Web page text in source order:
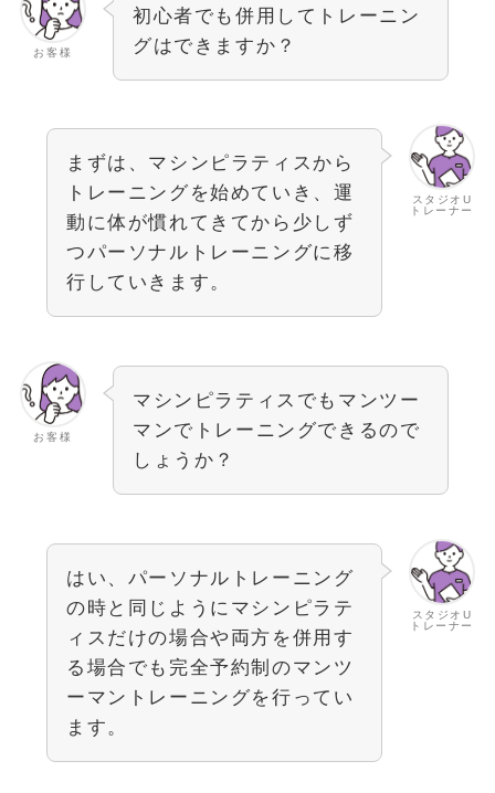
お客様
初心者でも併用してトレーニン
グはできますか？
スタジオU
トレーナー
まずは、マシンピラティスから
トレーニングを始めていき、運
動に体が慣れてきてから少しず
つパーソナルトレーニングに移
行していきます。
お客様
マシンピラティスでもマンツー
マンでトレーニングできるので
しょうか？
スタジオU
トレーナー
はい、パーソナルトレーニング
の時と同じようにマシンピラテ
ィスだけの場合や両方を併用す
る場合でも完全予約制のマンツ
ーマントレーニングを行ってい
ます。